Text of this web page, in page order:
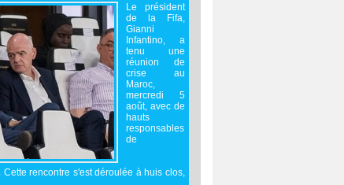
Le président
de la Fifa,
Gianni
Infantino, a
tenu une
réunion de
crise au
Maroc,
mercredi 5
août, avec de
hauts
responsables
de
rencontre s'est déroulée à huis clos,